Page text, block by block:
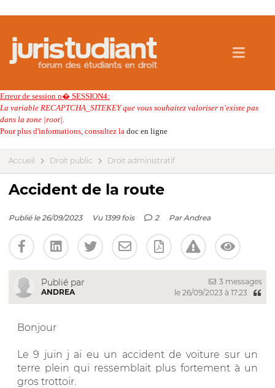
Erreur de session n� SESSION4:
La variable RECAPTCHA_SITEKEY que vous souhaitez valoriser n'existe pas
dans la zone |root|.
Pour plus d'informations, consultez la doc en ligne
Accueil Droit public Droit administratif
Accident de la route
Publié le 26/09/2023 Vu 1399 fois 2 Par Andrea
Publié par
ANDREA
3 messages
le 26/09/2023 à 17:23
Bonjour
Le 9 juin j ai eu un accident de voiture sur un
terre plein qui ressemblait plus fortement à un
gros trottoir.